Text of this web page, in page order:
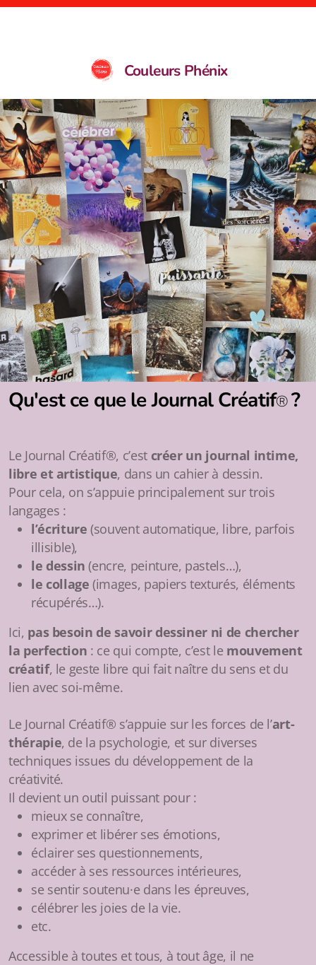
Couleurs Phénix
Qu'est ce que le Journal Créatif®?
Le Journal Créatif®, c’est créer un journal intime,
libre et artistique, dans un cahier à dessin.
Pour cela, on s’appuie principalement sur trois
langages :
l’écriture (souvent automatique, libre, parfois
illisible),
le dessin (encre, peinture, pastels…),
le collage (images, papiers texturés, éléments
récupérés…).
Ici, pas besoin de savoir dessiner ni de chercher
la perfection : ce qui compte, c’est le mouvement
créatif, le geste libre qui fait naître du sens et du
lien avec soi-même.
Le Journal Créatif® s’appuie sur les forces de l’art-
thérapie, de la psychologie, et sur diverses
techniques issues du développement de la
créativité.
Il devient un outil puissant pour :
mieux se connaître,
exprimer et libérer ses émotions,
éclairer ses questionnements,
accéder à ses ressources intérieures,
se sentir soutenu·e dans les épreuves,
célébrer les joies de la vie.
etc.
Accessible à toutes et tous, à tout âge, il ne